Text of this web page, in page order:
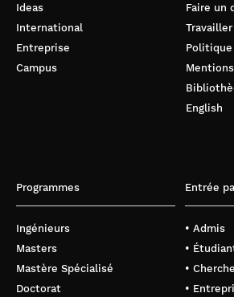
Ideas
International
Entreprise
Campus
Faire un
English
Programmes
Ingénieurs
Masters
Mastère Spécialisé
Doctorat
Entrée
• Admis
•
•
•